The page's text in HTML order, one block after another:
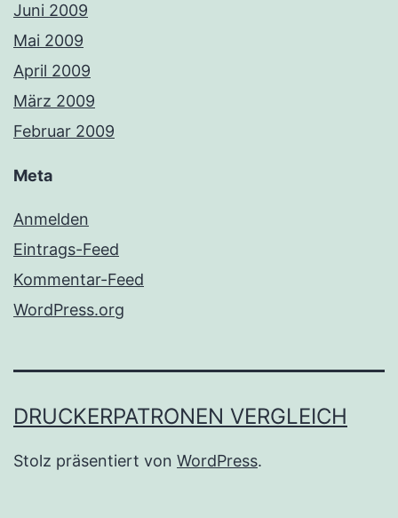
Juni 2009
Mai 2009
April 2009
März 2009
Februar 2009
Meta
Anmelden
Eintrags-Feed
Kommentar-Feed
WordPress.org
DRUCKERPATRONEN VERGLEICH
Stolz präsentiert von WordPress.